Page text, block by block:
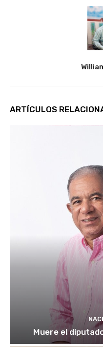
ARTÍCULOS
Muere el